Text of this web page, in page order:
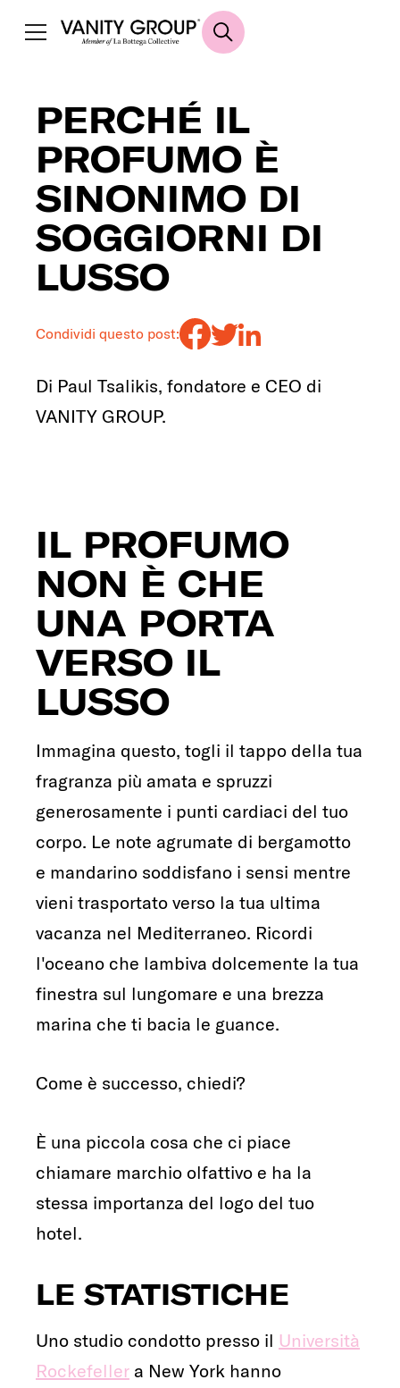
PERCHÉ IL
PROFUMO È
SINONIMO DI
SOGGIORNI DI
LUSSO
Condividi questo post:
Di Paul Tsalikis, fondatore e CEO di
VANITY GROUP.
IL PROFUMO
NON È CHE
UNA PORTA
VERSO IL
LUSSO
Immagina questo, togli il tappo della tua
fragranza più amata e spruzzi
generosamente i punti cardiaci del tuo
corpo. Le note agrumate di bergamotto
e mandarino soddisfano i sensi mentre
vieni trasportato verso la tua ultima
vacanza nel Mediterraneo. Ricordi
l'oceano che lambiva dolcemente la tua
finestra sul lungomare e una brezza
marina che ti bacia le guance.
Come è successo, chiedi?
È una piccola cosa che ci piace
chiamare marchio olfattivo e ha la
stessa importanza del logo del tuo
hotel.
LE STATISTICHE
Uno studio condotto presso il Università
Rockefeller a New York hanno